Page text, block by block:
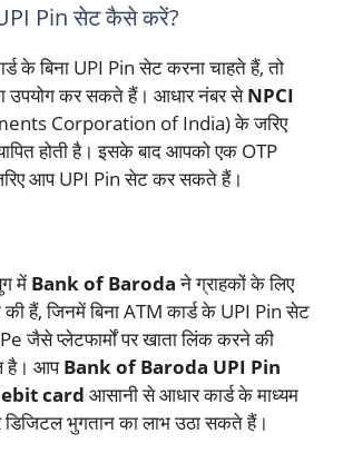
Pin सेट कैसे करें?
के बिना UPI Pin सेट करना चाहते हैं, तो
उपयोग कर सकते हैं। आधार नंबर सेNPCI
Corporation of India) के जरिए
होती है। इसके बाद आपको एक OTP
आप UPI Pin सेट कर सकते हैं।
में Bank of Barodaने ग्राहकों के लिए
की हैं, जिनमें बिना ATM कार्ड के UPI Pin सेट
जैसे प्लेटफार्मों पर खाता लिंक करने की
है। आपBank of Baroda UPI Pin
card आसानी से आधार कार्ड के माध्यम
भुगतान का लाभ उठा सकते हैं।